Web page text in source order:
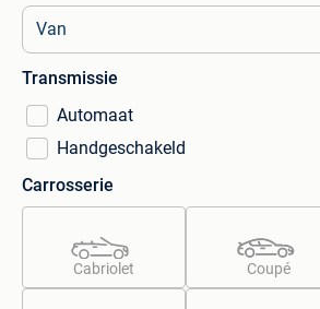
Transmissie
Automaat
Handgeschakeld
Carrosserie
Cabriolet Coupé